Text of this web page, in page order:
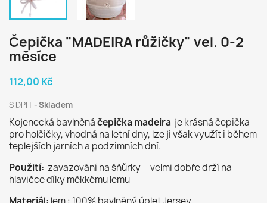
Čepička "MADEIRA růžičky" vel. 0-2
měsíce
112,00 Kč
S DPH Skladem
Kojenecká bavlněnáčepička madeira je krásná čepička
pro holčičky, vhodná na letní dny, lze ji však využít i během
teplejších jarních a podzimních dní.
Použití: zavazování na šňůrky - velmi dobře drží na
hlavičce díky měkkému lemu